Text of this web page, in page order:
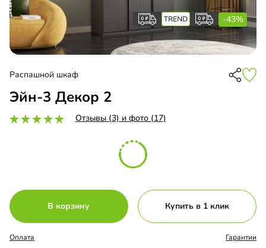
-43%
Распашной шкаф
Эйн-3 Декор 2
Отзывы (3) и фото (17)
В корзину Купить в 1 клик
Оплата Гарантии